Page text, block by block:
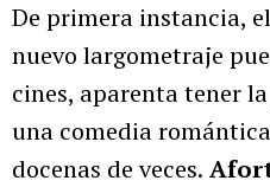
De primera instancia,
nuevo largometraje
cines, aparenta tener
una comedia
docenas de veces.